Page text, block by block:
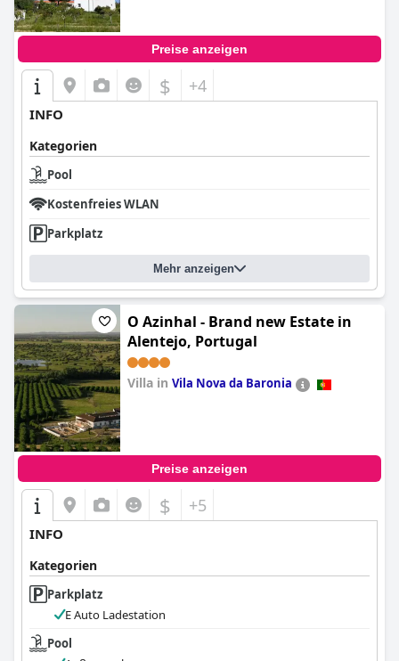
Preise anzeigen
$ +4
INFO
Kategorien
Pool
Kostenfreies WLAN
Parkplatz
Mehr anzeigen
O Azinhal - Brand new Estate in
Alentejo, Portugal
Villa in Vila Nova da Baronia
Preise anzeigen
$ +5
INFO
Kategorien
Parkplatz
E Auto Ladestation
Pool